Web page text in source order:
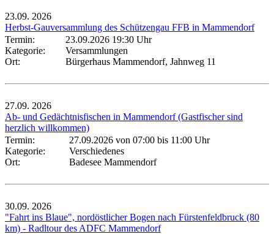
23.09. 2026
Herbst-Gauversammlung des Schützengau FFB in Mammendorf
Termin:
23.09.2026 19:30 Uhr
Kategorie:
Versammlungen
Ort:
Bürgerhaus Mammendorf, Jahnweg 11
27.09. 2026
Ab- und Gedächtnisfischen in Mammendorf (Gastfischer sind
herzlich willkommen)
Termin:
27.09.2026 von 07:00 bis 11:00 Uhr
Kategorie:
Verschiedenes
Ort:
Badesee Mammendorf
30.09. 2026
"Fahrt ins Blaue", nordöstlicher Bogen nach Fürstenfeldbruck (80
km) - Radltour des ADFC Mammendorf